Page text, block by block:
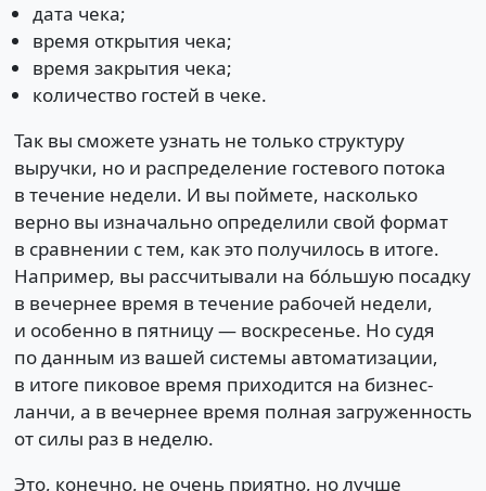
дата чека;
время открытия чека;
время закрытия чека;
количество гостей в чеке.
Так вы сможете узнать не только структуру
выручки, но и распределение гостевого потока
в течение недели. И вы поймете, насколько
верно вы изначально определили свой формат
в сравнении с тем, как это получилось в итоге.
Например, вы рассчитывали на бо́льшую посадку
в вечернее время в течение рабочей недели,
и особенно в пятницу — воскресенье. Но судя
по данным из вашей системы автоматизации,
в итоге пиковое время приходится на бизнес-
ланчи, а в вечернее время полная загруженность
от силы раз в неделю.
Это, конечно, не очень приятно, но лучше